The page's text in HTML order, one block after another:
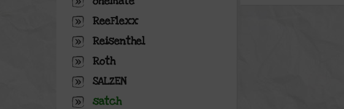
ReeFlexx
Reisenthel
Roth
SALZEN
satch